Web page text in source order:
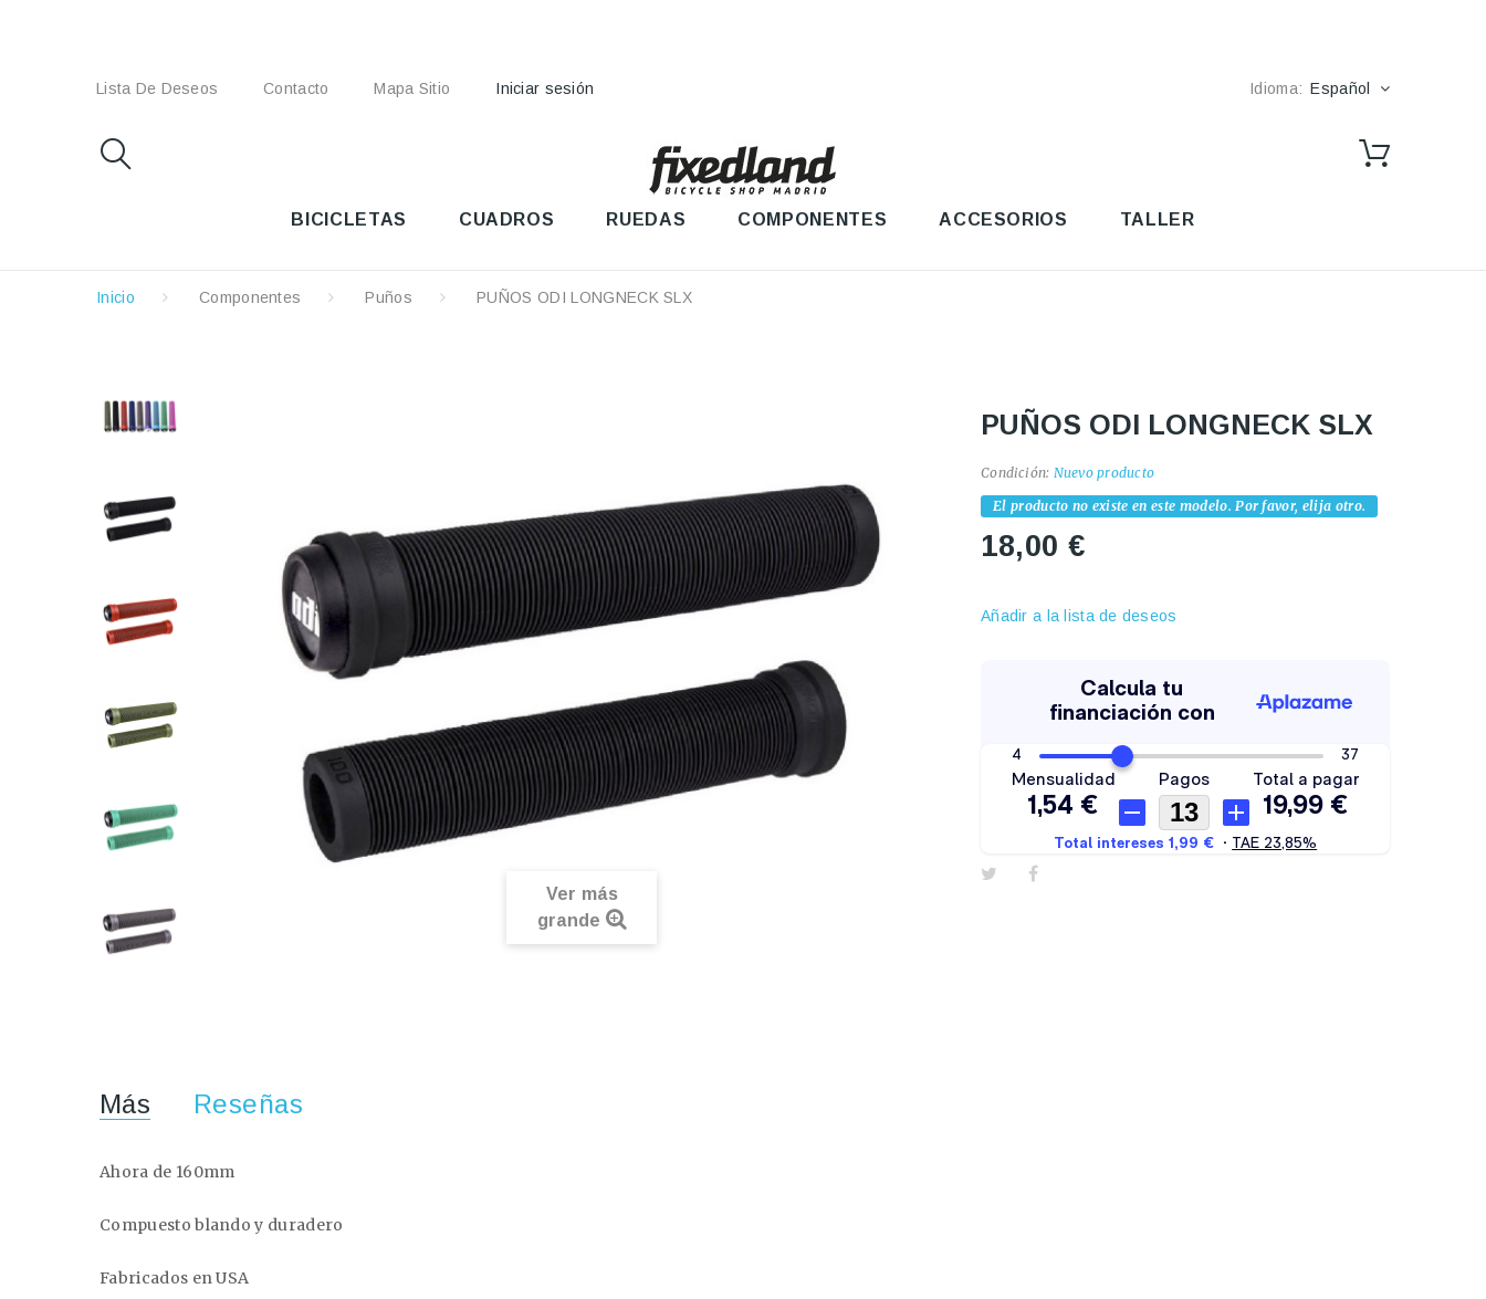
Lista De Deseos Contacto Mapa Sitio Iniciar sesión Idioma: Español
BICICLETAS CUADROS RUEDAS COMPONENTES ACCESORIOS TALLER
Inicio Componentes Puños PUÑOS ODI LONGNECK SLX
Ver más
grande
PUÑOS ODI LONGNECK SLX
Condición: Nuevo producto
El producto no existe en este modelo. Por favor, elija otro.
18,00 €
Añadir a la lista de deseos
Más Reseñas
Ahora de 160mm
Compuesto blando y duradero
Fabricados en USA